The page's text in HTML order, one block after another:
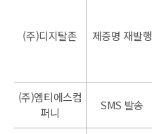
(주)디지탈존 제증명 재발행
(주)엠티에스컴
퍼니
SMS 발송